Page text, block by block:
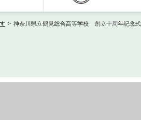
> 神奈川県立鶴見総合高等学校 創立十周年記念